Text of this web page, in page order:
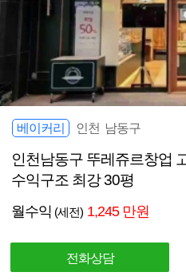
베이커리 인천 남동구
인천남동구 뚜레쥬르창업
수익구조 최강 30평
월수익 (세전) 1,245 만원
전화상담